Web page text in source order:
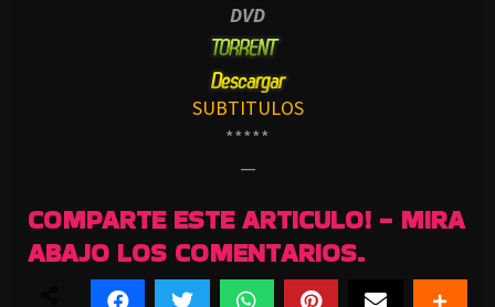
DVD
SUBTITULOS
*****
—
COMPARTE ESTE ARTICULO! - MIRA
ABAJO LOS COMENTARIOS.